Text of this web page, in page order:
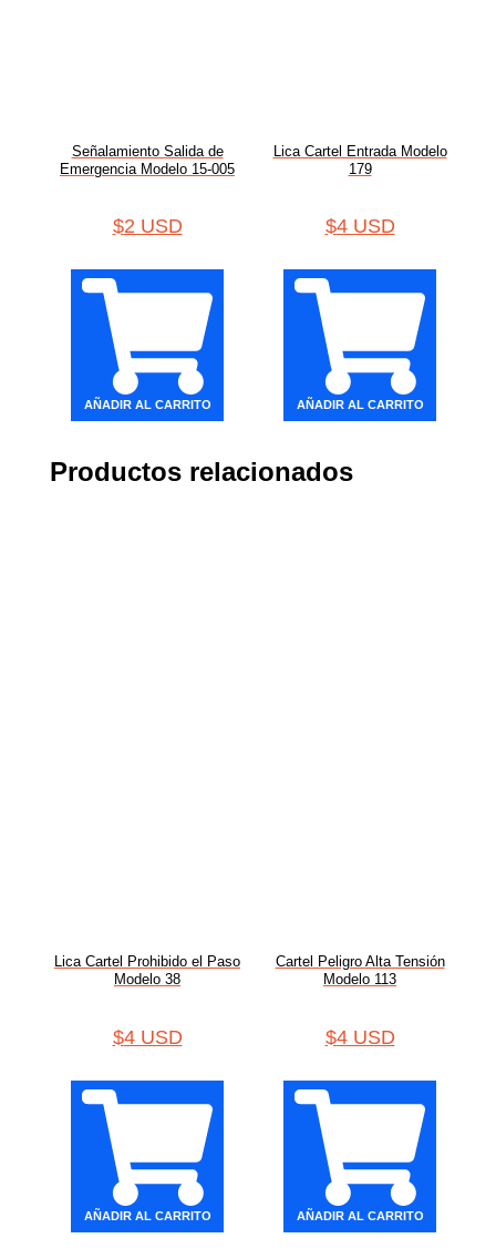
Señalamiento Salida de
Emergencia Modelo 15-005
$2 USD
AÑADIR AL CARRITO
Lica Cartel Entrada Modelo
179
$4 USD
AÑADIR AL CARRITO
Productos relacionados
Lica Cartel Prohibido el Paso
Modelo 38
$4 USD
AÑADIR AL CARRITO
Cartel Peligro Alta Tensión
Modelo 113
$4 USD
AÑADIR AL CARRITO